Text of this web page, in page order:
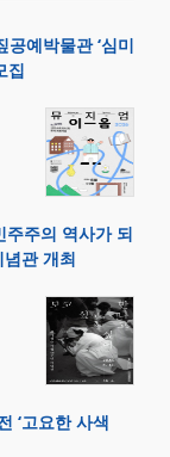
예박물관 ‘심미
집
주주의 역사가 되
관 개최
‘고요한 사색